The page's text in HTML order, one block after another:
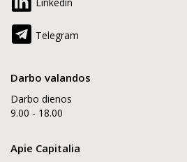
Telegram
Darbo valandos
Darbo dienos
9.00 - 18.00
Apie Capitalia